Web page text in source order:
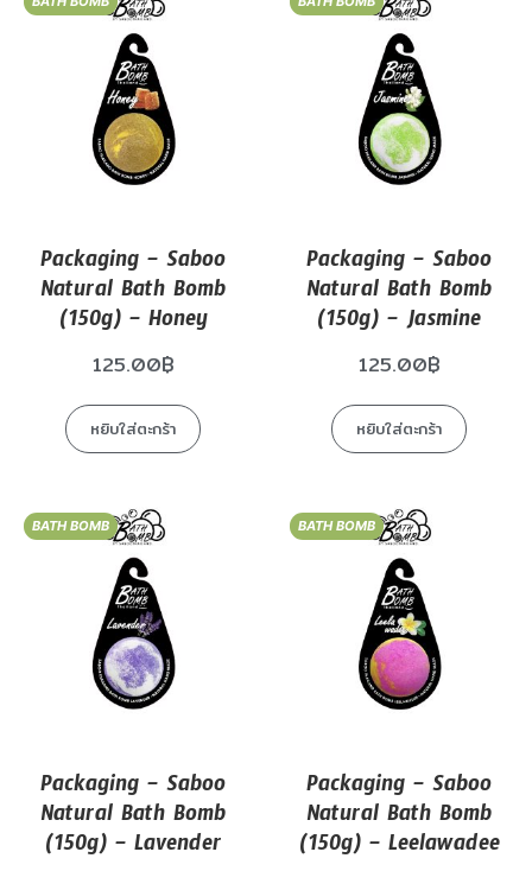
Packaging – Saboo
Natural Bath Bomb
(150g) – Honey
125.00฿
หยิบใส่ตะกร้า
Packaging – Saboo
Natural Bath Bomb
(150g) – Jasmine
125.00฿
หยิบใส่ตะกร้า
BATH BOMB
Packaging – Saboo
Natural Bath Bomb
(150g) – Lavender
BATH BOMB
Packaging – Saboo
Natural Bath Bomb
(150g) – Leelawadee